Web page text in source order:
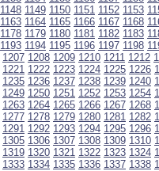
1148 1149 1150 1151 1152 1153
1163 1164 1165 1166 1167 1168
1178 1179 1180 1181 1182 1183
1193 1194 1195 1196 1197 1198
1207 1208 1209 1210 1211 1212
1221 1222 1223 1224 1225 1226
1235 1236 1237 1238 1239 1240
1249 1250 1251 1252 1253 1254
1263 1264 1265 1266 1267 1268
1277 1278 1279 1280 1281 1282
1291 1292 1293 1294 1295 1296
1305 1306 1307 1308 1309 1310
1319 1320 1321 1322 1323 1324
1333 1334 1335 1336 1337 1338